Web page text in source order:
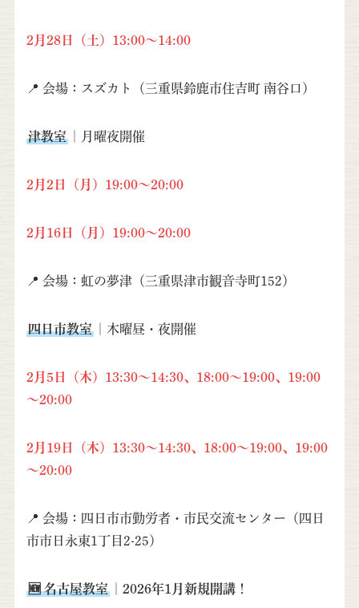
2月28日（土）13:00～14:00
📍 会場：スズカト（三重県鈴鹿市住吉町 南谷口）
津教室｜月曜夜開催
2月2日（月）19:00～20:00
2月16日（月）19:00～20:00
📍 会場：虹の夢津（三重県津市観音寺町152）
四日市教室｜木曜昼・夜開催
2月5日（木）13:30～14:30、18:00～19:00、19:00
～20:00
2月19日（木）13:30～14:30、18:00～19:00、19:00
～20:00
📍 会場：四日市市勤労者・市民交流センター（四日
市市日永東1丁目2-25）
🆕 名古屋教室｜ 2026年1月新規開講！